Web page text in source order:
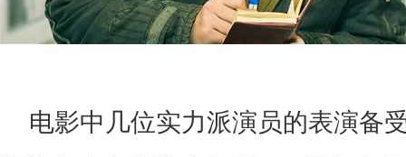
电影中几位实力派演员的表演备